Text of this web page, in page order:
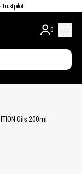
Trustpilot
0
Oils 200ml